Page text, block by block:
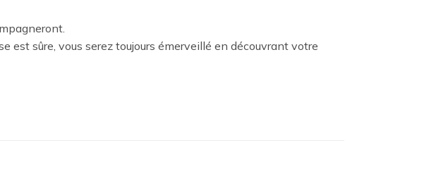
est sûre, vous serez toujours émerveillé en découvrant votre